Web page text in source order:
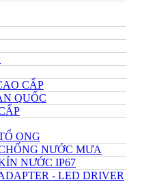
CẤP
QUỐC
ONG
NƯỚC MƯA
NƯỚC IP67
- LED DRIVER